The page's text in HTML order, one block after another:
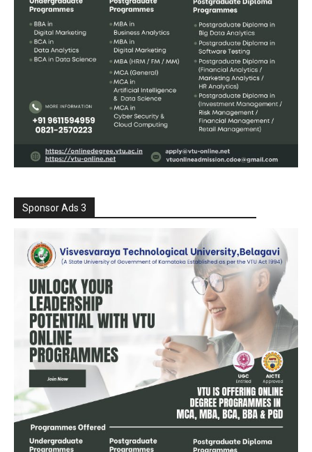
Sponsor Ads 3